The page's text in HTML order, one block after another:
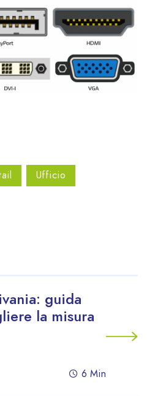
Ufficio
guida
la misura
6 Min